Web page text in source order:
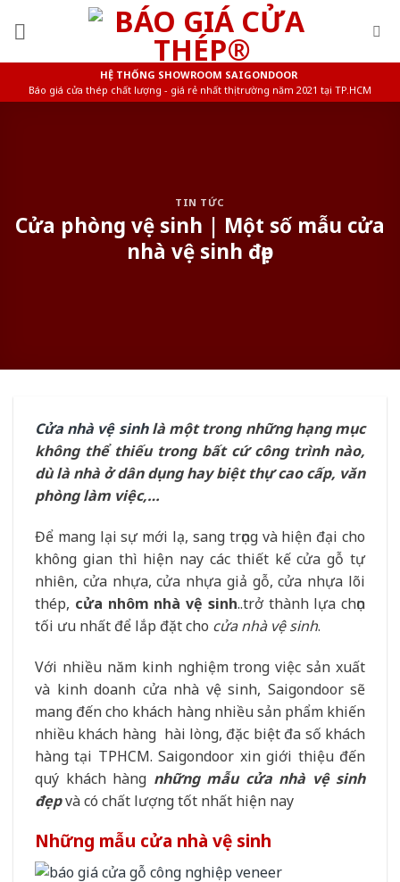
HỆ THỐNG SHOWROOM SAIGONDOOR
Báo giá cửa thép chất lượng - giá rẻ nhất thị trường năm 2021 tại TP.HCM
TIN TỨC
Cửa phòng vệ sinh | Một số mẫu cửa
nhà vệ sinh đẹp
Cửa nhà vệ sinhlà một trong những hạng mục
không thể thiếu trong bất cứ công trình nào,
dù là nhà ở dân dụng hay biệt thự cao cấp, văn
phòng làm việc,…
Để mang lại sự mới lạ, sang trọng và hiện đại cho
không gian thì hiện nay các thiết kế cửa gỗ tự
nhiên, cửa nhựa, cửa nhựa giả gỗ, cửa nhựa lõi
thép, cửa nhôm nhà vệ sinh..trở thành lựa chọn
tối ưu nhất để lắp đặt cho cửa nhà vệ sinh.
Với nhiều năm kinh nghiệm trong việc sản xuất
và kinh doanh cửa nhà vệ sinh, Saigondoor sẽ
mang đến cho khách hàng nhiều sản phẩm khiến
nhiều khách hàng hài lòng, đặc biệt đa số khách
hàng tại TPHCM. Saigondoor xin giới thiệu đến
quý khách hàng những mẫu cửa nhà vệ sinh
đẹpvà có chất lượng tốt nhất hiện nay
Những mẫu cửa nhà vệ sinh